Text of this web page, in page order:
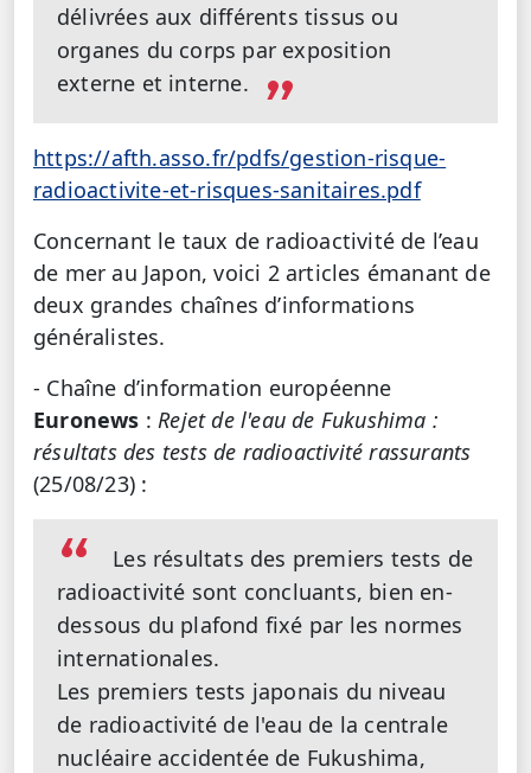
délivrées aux différents tissus ou
organes du corps par exposition
externe et interne.
https://afth.asso.fr/pdfs/gestion-risque-
radioactivite-et-risques-sanitaires.pdf
Concernant le taux de radioactivité de l’eau
de mer au Japon, voici 2 articles émanant de
deux grandes chaînes d’informations
généralistes.
- Chaîne d’information européenne
Euronews : Rejet de l'eau de Fukushima :
résultats des tests de radioactivité rassurants
(25/08/23) :
Les résultats des premiers tests de
radioactivité sont concluants, bien en-
dessous du plafond fixé par les normes
internationales.
Les premiers tests japonais du niveau
de radioactivité de l'eau de la centrale
nucléaire accidentée de Fukushima,